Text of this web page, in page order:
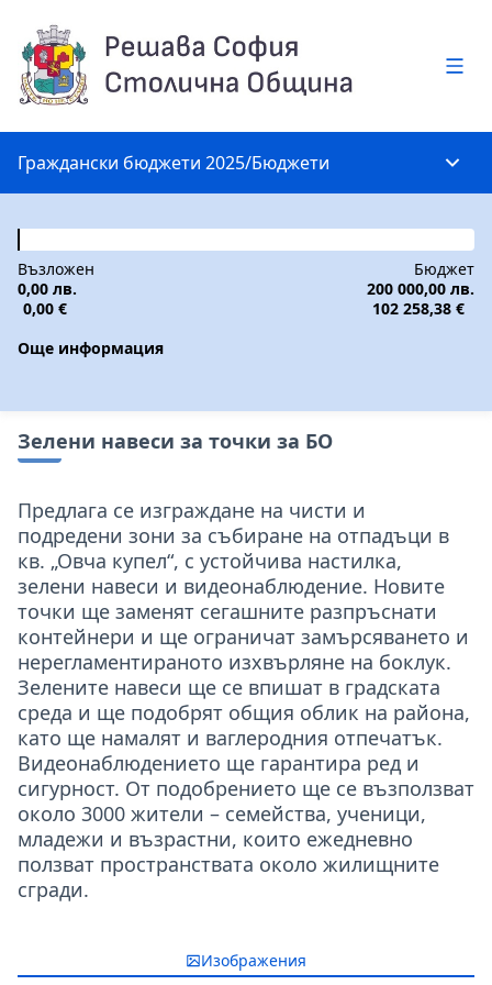
Граждански бюджети 2025/Бюджети
Възложен
0,00 лв.
0,00 €
Бюджет
200 000,00 лв.
102 258,38 €
Още информация
Зелени навеси за точки за БО
Предлага се изграждане на чисти и
подредени зони за събиране на отпадъци в
кв. „Овча купел“, с устойчива настилка,
зелени навеси и видеонаблюдение. Новите
точки ще заменят сегашните разпръснати
контейнери и ще ограничат замърсяването и
нерегламентираното изхвърляне на боклук.
Зелените навеси ще се впишат в градската
среда и ще подобрят общия облик на района,
като ще намалят и ваглеродния отпечатък.
Видеонаблюдението ще гарантира ред и
сигурност. От подобрението ще се възползват
около 3000 жители – семейства, ученици,
младежи и възрастни, които ежедневно
ползват пространствата около жилищните
сгради.
Изображения